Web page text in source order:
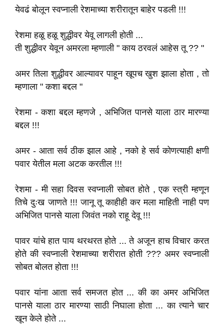
येवढं बोलून स्वप्नाली रेशमाच्या शरीरातून बाहेर पडली !!!
रेशमा हळू हळू शुद्धीवर येवू लागली होती ...
ती शुद्धीवर येवून अमरला म्हणाली " काय ठरवलं आहेस तू ?? "
अमर तिला शुद्धीवर आल्यावर पाहून खूपच खुश झाला होता , तो
म्हणाला " कशा बद्दल "
रेशमा - कशा बद्दल म्हणजे , अभिजित पानसे याला ठार मारण्या
बद्दल !!!
अमर - आता सर्व ठीक झाल आहे , नको हे सर्व कोणत्याही क्षणी
पवार येतील मला अटक करतील !!!
रेशमा - मी सहा दिवस स्वप्नाली सोबत होते , एक स्त्री म्हणून
तिचे दुःख जाणते !!! जानू तू काहीही कर मला माहिती नाही पण
अभिजित पानसे याला जिवंत नको राहू देवू !!!
पावर यांचे हात पाय थरथरत होते ... ते अजून हाच विचार करत
होते की स्वप्नाली रेशमाच्या शरीरात होती ??? अमर स्वप्नाली
सोबत बोलत होता !!!
पवार यांना आता सर्व समजत होत ... की का अमर अभिजित
पानसे याला ठार मारण्या साठी निघाला होता ... का त्याने चार
खून केले होते ...